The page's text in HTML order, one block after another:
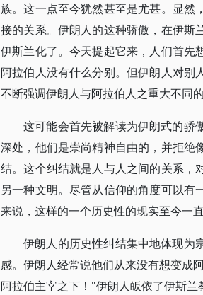
族。这一点至今犹然甚至是尤甚。显然
接的关系。伊朗人的这种骄傲，在伊斯
伊斯兰化了。今天提起它来，人们首先
阿拉伯人没有什么分别。但伊朗人对别
不断强调伊朗人与阿拉伯人之重大不同
这可能会首先被解读为伊朗式的骄
深处，他们是崇尚精神自由的，并拒绝
结。这个纠结就是人与人之间的关系，
另一种文明。尽管从信仰的角度可以有
来说，这样的一个历史性的现实至今一直
伊朗人的历史性纠结集中地体现为
感。伊朗人经常说他们从来没有想变成
阿拉伯主宰之下！"伊朗人皈依了伊斯